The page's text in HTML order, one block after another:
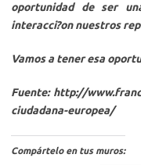
oportunidad de ser
interacci?on nuestros
Vamos a tener esa
Fuente: http://
ciudadana-europea/
Compártelo en tus muros: